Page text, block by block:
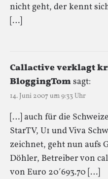
nicht geht, der kennt
[…]
Callactive verklagt
BloggingTomsagt:
14. Juni 2007 um 9:33 Uhr
[…] auch für die
StarTV, U1 und Viva
zeichnet, geht nun aufs
Döhler, Betreiber von
von Euro 20′693.70 […]